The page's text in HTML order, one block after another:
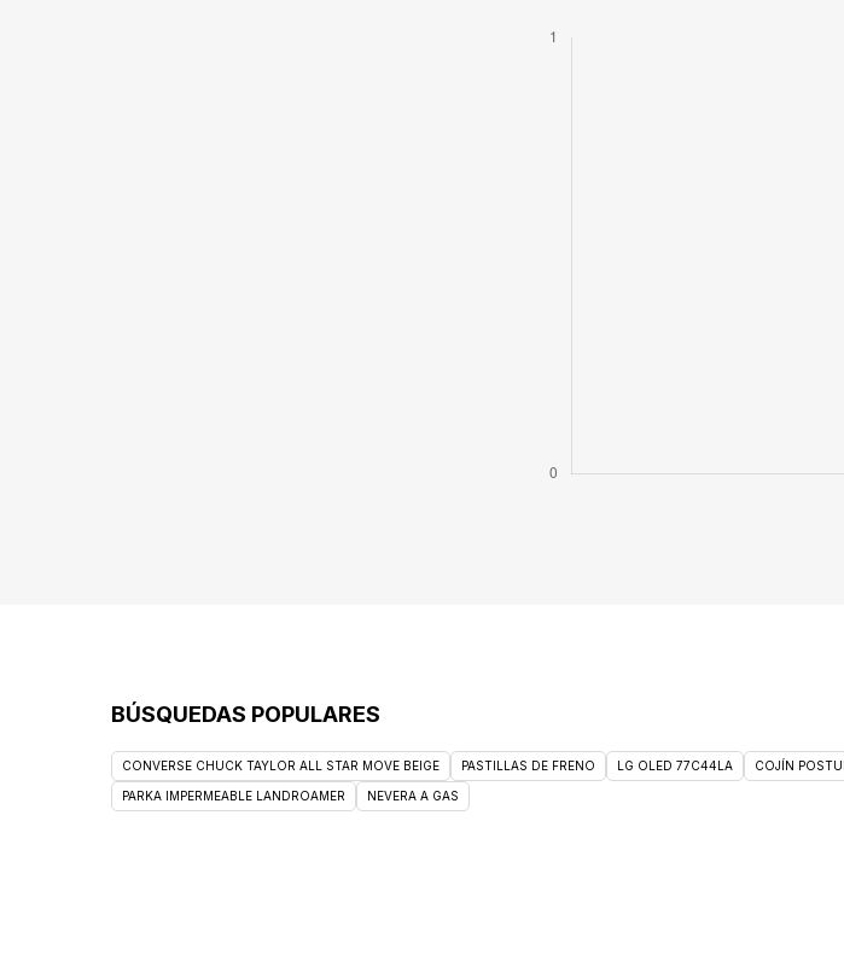
BÚSQUEDAS POPULARES
CONVERSE CHUCK TAYLOR ALL STAR MOVE BEIGE PASTILLAS DE FRENO LG OLED 77C44LA COJÍN
PARKA IMPERMEABLE LANDROAMER NEVERA A GAS